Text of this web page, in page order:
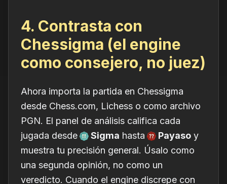
4. Contrasta con
Chessigma (el engine
como consejero, no juez)
Ahora importa la partida en Chessigma
desde Chess.com, Lichess o como archivo
PGN. El panel de análisis califica cada
jugada desde
Sigma hasta Payaso y
muestra tu precisión general. Úsalo como
una segunda opinión, no como un
veredicto. Cuando el engine discrepe con